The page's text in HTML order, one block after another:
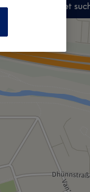
In diesem Gebiet